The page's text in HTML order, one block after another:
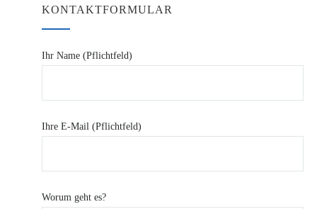
KONTAKTFORMULAR
Ihr Name (Pflichtfeld)
Ihre E-Mail (Pflichtfeld)
Worum geht es?